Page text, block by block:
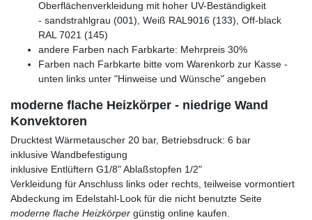
Oberflächenverkleidung mit hoher UV-Beständigkeit
- sandstrahlgrau (001), Weiß RAL9016 (133), Off-black
RAL 7021 (145)
andere Farben nach Farbkarte: Mehrpreis 30%
Farben nach Farbkarte bitte vom Warenkorb zur Kasse -
unten links unter "Hinweise und Wünsche" angeben
moderne flache Heizkörper - niedrige Wand
Konvektoren
Drucktest Wärmetauscher 20 bar, Betriebsdruck: 6 bar
inklusive Wandbefestigung
inklusive Entlüftern G1/8" Ablaßstopfen 1/2"
Verkleidung für Anschluss links oder rechts, teilweise vormontiert
Abdeckung im Edelstahl-Look für die nicht benutzte Seite
moderne flache Heizkörper günstig online kaufen.